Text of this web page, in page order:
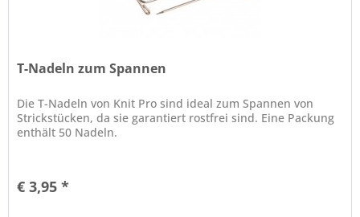
T-Nadeln zum Spannen
Die T-Nadeln von Knit Pro sind ideal zum Spannen von
Strickstücken, da sie garantiert rostfrei sind. Eine Packung
enthält 50 Nadeln.
€ 3,95 *